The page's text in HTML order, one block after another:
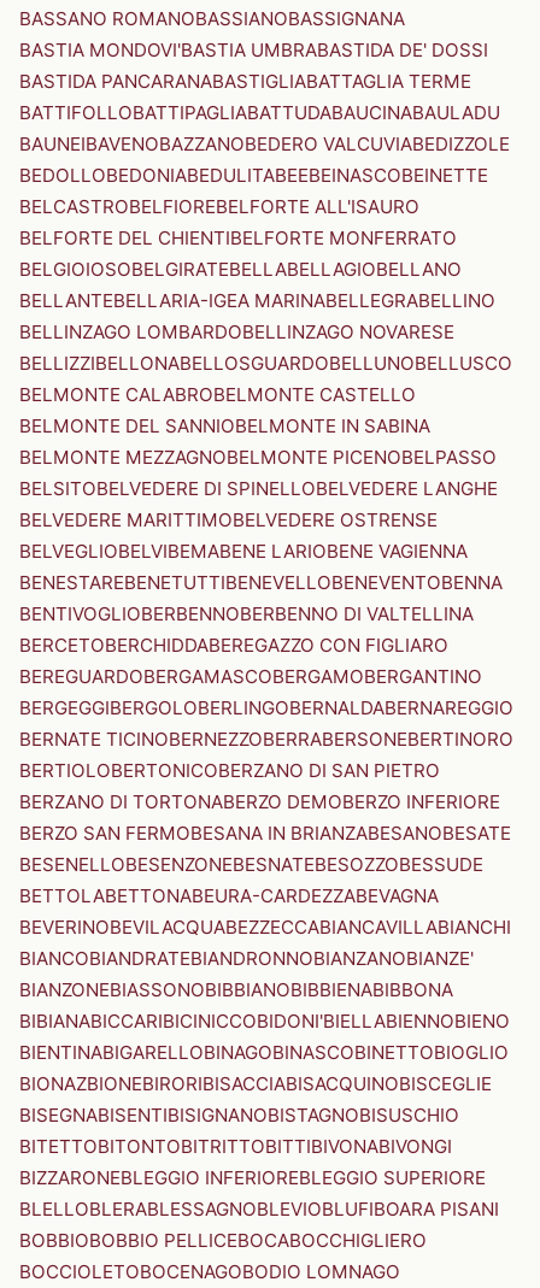
BASSANO ROMANOBASSIANOBASSIGNANA
BASTIA MONDOVI'BASTIA UMBRABASTIDA DE' DOSSI
BASTIDA PANCARANABASTIGLIABATTAGLIA TERME
BATTIFOLLOBATTIPAGLIABATTUDABAUCINABAULADU
BAUNEIBAVENOBAZZANOBEDERO VALCUVIABEDIZZOLE
BEDOLLOBEDONIABEDULITABEEBEINASCOBEINETTE
BELCASTROBELFIOREBELFORTE ALL'ISAURO
BELFORTE DEL CHIENTIBELFORTE MONFERRATO
BELGIOIOSOBELGIRATEBELLABELLAGIOBELLANO
BELLANTEBELLARIA-IGEA MARINABELLEGRABELLINO
BELLINZAGO LOMBARDOBELLINZAGO NOVARESE
BELLIZZIBELLONABELLOSGUARDOBELLUNOBELLUSCO
BELMONTE CALABROBELMONTE CASTELLO
BELMONTE DEL SANNIOBELMONTE IN SABINA
BELMONTE MEZZAGNOBELMONTE PICENOBELPASSO
BELSITOBELVEDERE DI SPINELLOBELVEDERE LANGHE
BELVEDERE MARITTIMOBELVEDERE OSTRENSE
BELVEGLIOBELVIBEMABENE LARIOBENE VAGIENNA
BENESTAREBENETUTTIBENEVELLOBENEVENTOBENNA
BENTIVOGLIOBERBENNOBERBENNO DI VALTELLINA
BERCETOBERCHIDDABEREGAZZO CON FIGLIARO
BEREGUARDOBERGAMASCOBERGAMOBERGANTINO
BERGEGGIBERGOLOBERLINGOBERNALDABERNAREGGIO
BERNATE TICINOBERNEZZOBERRABERSONEBERTINORO
BERTIOLOBERTONICOBERZANO DI SAN PIETRO
BERZANO DI TORTONABERZO DEMOBERZO INFERIORE
BERZO SAN FERMOBESANA IN BRIANZABESANOBESATE
BESENELLOBESENZONEBESNATEBESOZZOBESSUDE
BETTOLABETTONABEURA-CARDEZZABEVAGNA
BEVERINOBEVILACQUABEZZECCABIANCAVILLABIANCHI
BIANCOBIANDRATEBIANDRONNOBIANZANOBIANZE'
BIANZONEBIASSONOBIBBIANOBIBBIENABIBBONA
BIBIANABICCARIBICINICCOBIDONI'BIELLABIENNOBIENO
BIENTINABIGARELLOBINAGOBINASCOBINETTOBIOGLIO
BIONAZBIONEBIRORIBISACCIABISACQUINOBISCEGLIE
BISEGNABISENTIBISIGNANOBISTAGNOBISUSCHIO
BITETTOBITONTOBITRITTOBITTIBIVONABIVONGI
BIZZARONEBLEGGIO INFERIOREBLEGGIO SUPERIORE
BLELLOBLERABLESSAGNOBLEVIOBLUFIBOARA PISANI
BOBBIOBOBBIO PELLICEBOCABOCCHIGLIERO
BOCCIOLETOBOCENAGOBODIO LOMNAGO